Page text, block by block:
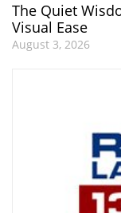
The Quiet
Visual Ease
August 3, 2026